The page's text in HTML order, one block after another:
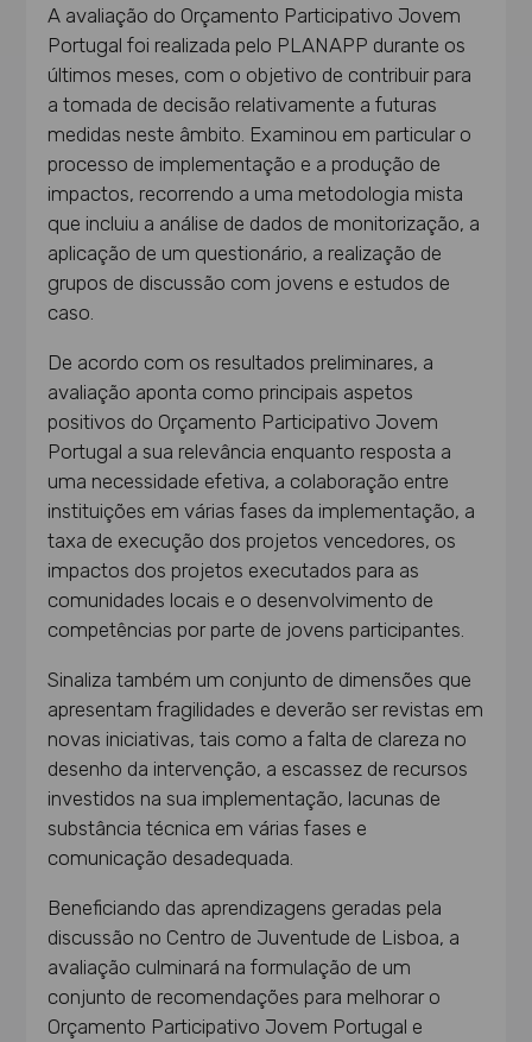
A avaliação do Orçamento Participativo Jovem
Portugal foi realizada pelo PLANAPP durante os
últimos meses, com o objetivo de contribuir para
a tomada de decisão relativamente a futuras
medidas neste âmbito. Examinou em particular o
processo de implementação e a produção de
impactos, recorrendo a uma metodologia mista
que incluiu a análise de dados de monitorização, a
aplicação de um questionário, a realização de
grupos de discussão com jovens e estudos de
caso.
De acordo com os resultados preliminares, a
avaliação aponta como principais aspetos
positivos do Orçamento Participativo Jovem
Portugal a sua relevância enquanto resposta a
uma necessidade efetiva, a colaboração entre
instituições em várias fases da implementação, a
taxa de execução dos projetos vencedores, os
impactos dos projetos executados para as
comunidades locais e o desenvolvimento de
competências por parte de jovens participantes.
Sinaliza também um conjunto de dimensões que
apresentam fragilidades e deverão ser revistas em
novas iniciativas, tais como a falta de clareza no
desenho da intervenção, a escassez de recursos
investidos na sua implementação, lacunas de
substância técnica em várias fases e
comunicação desadequada.
Beneficiando das aprendizagens geradas pela
discussão no Centro de Juventude de Lisboa, a
avaliação culminará na formulação de um
conjunto de recomendações para melhorar o
Orçamento Participativo Jovem Portugal e